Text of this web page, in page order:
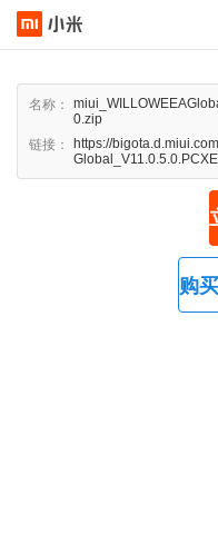
名称：
0.zip
链接：
https://
购